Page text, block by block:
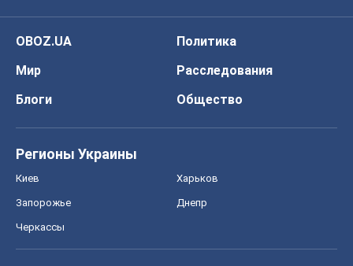
OBOZ.UA
Политика
Мир
Расследования
Блоги
Общество
Регионы Украины
Киев Харьков
Запорожье Днепр
Черкассы